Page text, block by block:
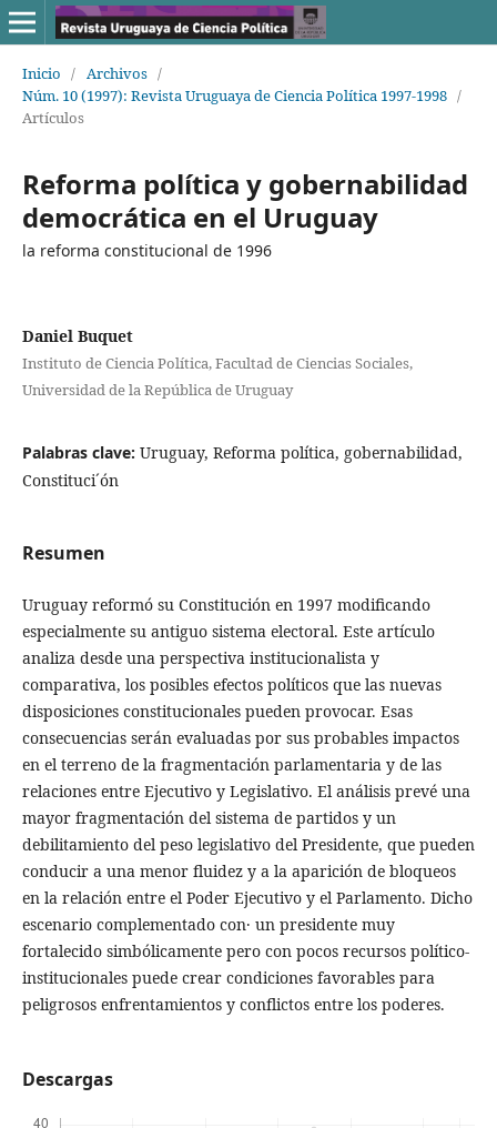
Inicio / Archivos /
Núm. 10 (1997): Revista Uruguaya de Ciencia Política 1997-1998 /
Artículos
Reforma política y gobernabilidad
democrática en el Uruguay
la reforma constitucional de 1996
Daniel Buquet
Instituto de Ciencia Política, Facultad de Ciencias Sociales,
Universidad de la República de Uruguay
Palabras clave: Uruguay, Reforma política, gobernabilidad,
Constituci´ón
Resumen
Uruguay reformó su Constitución en 1997 modificando
especialmente su antiguo sistema electoral. Este artículo
analiza desde una perspectiva institucionalista y
comparativa, los posibles efectos políticos que las nuevas
disposiciones constitucionales pueden provocar. Esas
consecuencias serán evaluadas por sus probables impactos
en el terreno de la fragmentación parlamentaria y de las
relaciones entre Ejecutivo y Legislativo. El análisis prevé una
mayor fragmentación del sistema de partidos y un
debilitamiento del peso legislativo del Presidente, que pueden
conducir a una menor fluidez y a la aparición de bloqueos
en la relación entre el Poder Ejecutivo y el Parlamento. Dicho
escenario complementado con· un presidente muy
fortalecido simbólicamente pero con pocos recursos político-
institucionales puede crear condiciones favorables para
peligrosos enfrentamientos y conflictos entre los poderes.
Descargas